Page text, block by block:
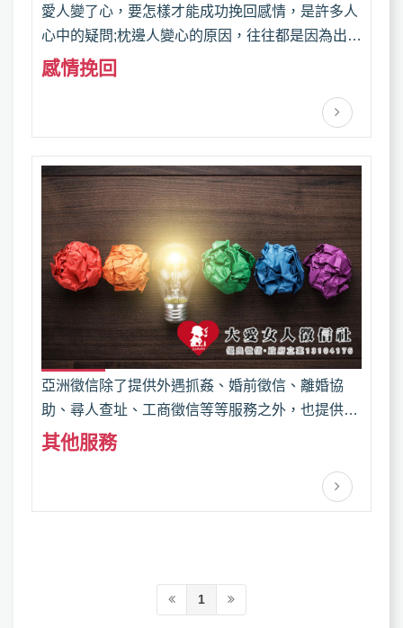
愛人變了心，要怎樣才能成功挽回感情，是許多人
心中的疑問;枕邊人變心的原因，往往都是因為出現
第三者的緣故，許多人有了新歡於是忘了舊愛，貪
美好回憶，於是要如何打擊第三者與重拾往日時光
感情挽回
亞洲徵信除了提供外遇抓姦、婚前徵信、離婚協
助、尋人查址、工商徵信等等服務之外，也提供疑
難問題解決。問題的發生往往無法預料，延宕沒有
其他服務
1